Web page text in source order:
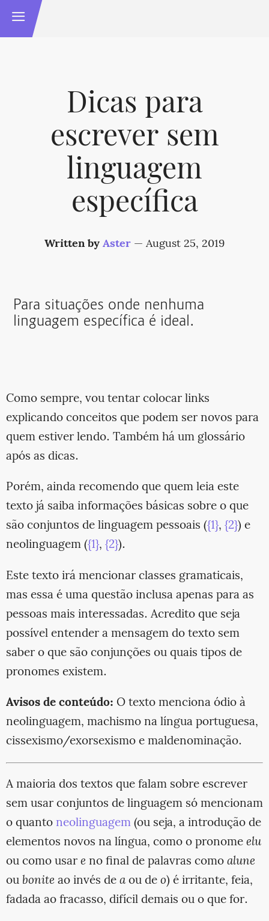
Dicas para
escrever sem
linguagem
específica
Written byAster — August 25, 2019
Para situações onde nenhuma
linguagem específica é ideal.
Como sempre, vou tentar colocar links
explicando conceitos que podem ser novos para
quem estiver lendo. Também há um glossário
após as dicas.
Porém, ainda recomendo que quem leia este
texto já saiba informações básicas sobre o que
são conjuntos de linguagem pessoais ({1}, {2}) e
neolinguagem ({1}, {2}).
Este texto irá mencionar classes gramaticais,
mas essa é uma questão inclusa apenas para as
pessoas mais interessadas. Acredito que seja
possível entender a mensagem do texto sem
saber o que são conjunções ou quais tipos de
pronomes existem.
Avisos de conteúdo: O texto menciona ódio à
neolinguagem, machismo na língua portuguesa,
cissexismo/exorsexismo e maldenominação.
A maioria dos textos que falam sobre escrever
sem usar conjuntos de linguagem só mencionam
o quantoneolinguagem(ou seja, a introdução de
elementos novos na língua, como o pronomeelu
ou como usareno final de palavras comoalune
ouboniteao invés deaou deo) é irritante, feia,
fadada ao fracasso, difícil demais ou o que for.